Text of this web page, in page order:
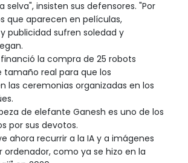
selva", insisten sus defensores. "Por
que aparecen en películas,
publicidad sufren soledad y
la compra de 25 robots
real para que los
las ceremonias organizadas en los
de elefante Ganesh es uno de los
por sus devotos.
ahora recurrir a la IA y a imágenes
ordenador, como ya se hizo en la